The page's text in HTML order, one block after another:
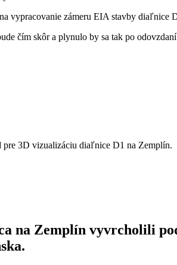
vypracovanie zámeru EIA stavby diaľnice
čím skôr a plynulo by sa tak po
3D vizualizáciu diaľnice D1 na Zemplín.
na Zemplín vyvrcholili